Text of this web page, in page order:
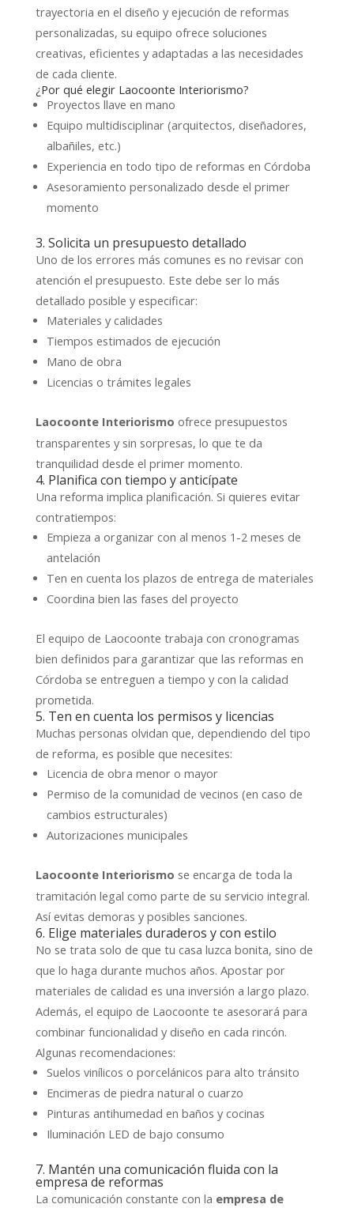
trayectoria en el diseño y ejecución de reformas
personalizadas, su equipo ofrece soluciones
creativas, eficientes y adaptadas a las necesidades
de cada cliente.
¿Por qué elegir Laocoonte Interiorismo?
Proyectos llave en mano
Equipo multidisciplinar (arquitectos, diseñadores,
albañiles, etc.)
Experiencia en todo tipo de reformas en Córdoba
Asesoramiento personalizado desde el primer
momento
3. Solicita un presupuesto detallado
Uno de los errores más comunes es no revisar con
atención el presupuesto. Este debe ser lo más
detallado posible y especificar:
Materiales y calidades
Tiempos estimados de ejecución
Mano de obra
Licencias o trámites legales
Laocoonte Interiorismo ofrece presupuestos
transparentes y sin sorpresas, lo que te da
tranquilidad desde el primer momento.
4. Planifica con tiempo y anticípate
Una reforma implica planificación. Si quieres evitar
contratiempos:
Empieza a organizar con al menos 1-2 meses de
antelación
Ten en cuenta los plazos de entrega de materiales
Coordina bien las fases del proyecto
El equipo de Laocoonte trabaja con cronogramas
bien definidos para garantizar que las reformas en
Córdoba se entreguen a tiempo y con la calidad
prometida.
5. Ten en cuenta los permisos y licencias
Muchas personas olvidan que, dependiendo del tipo
de reforma, es posible que necesites:
Licencia de obra menor o mayor
Permiso de la comunidad de vecinos (en caso de
cambios estructurales)
Autorizaciones municipales
Laocoonte Interiorismo se encarga de toda la
tramitación legal como parte de su servicio integral.
Así evitas demoras y posibles sanciones.
6. Elige materiales duraderos y con estilo
No se trata solo de que tu casa luzca bonita, sino de
que lo haga durante muchos años. Apostar por
materiales de calidad es una inversión a largo plazo.
Además, el equipo de Laocoonte te asesorará para
combinar funcionalidad y diseño en cada rincón.
Algunas recomendaciones:
Suelos vinílicos o porcelánicos para alto tránsito
Encimeras de piedra natural o cuarzo
Pinturas antihumedad en baños y cocinas
Iluminación LED de bajo consumo
7. Mantén una comunicación fluida con la
empresa de reformas
La comunicación constante con la empresa de